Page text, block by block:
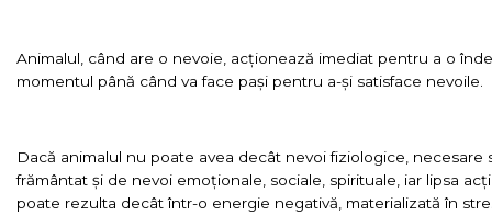
Animalul, când are o nevoie, acționează imediat pentru a o
momentul până când va face pași pentru a-și satisface nevoile.
Dacă animalul nu poate avea decât nevoi fiziologice, necesare
frământat și de nevoi emoționale, sociale, spirituale, iar lipsa
poate rezulta decât într-o energie negativă, materializată în